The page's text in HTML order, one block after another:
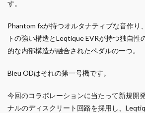
す。
Phantom fxが持つオルタナティブな音作り
トの強い構造とLeqtique EVRが持つ独自性
的な内部構造が融合されたペダルの一つ。
Bleu ODはそれの第一号機です。
今回のコラボレーションに当たって新規開
ナルのディスクリート回路を採用し、